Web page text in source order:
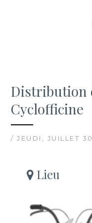
Distribution
Cyclofficine
/ JEUDI, JUILLET
Lieu